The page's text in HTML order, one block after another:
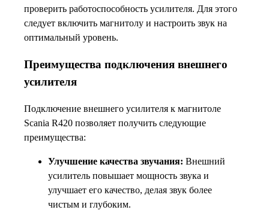
проверить работоспособность усилителя. Для этого
следует включить магнитолу и настроить звук на
оптимальный уровень.
Преимущества подключения внешнего
усилителя
Подключение внешнего усилителя к магнитоле
Scania R420 позволяет получить следующие
преимущества:
Улучшение качества звучания: Внешний
усилитель повышает мощность звука и
улучшает его качество, делая звук более
чистым и глубоким.